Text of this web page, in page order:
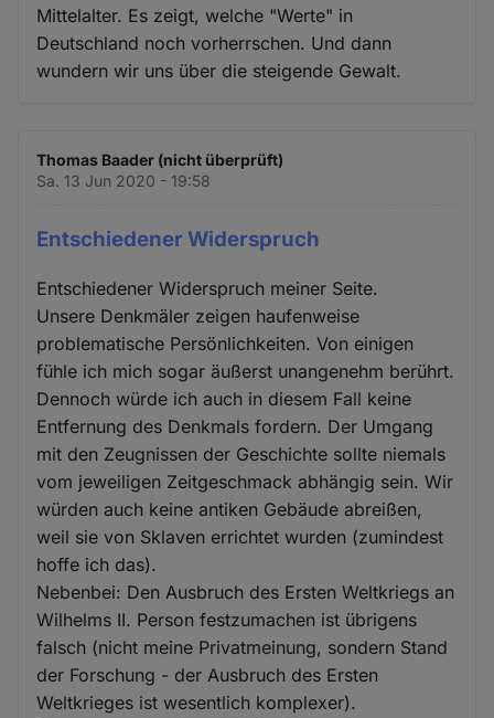
Mittelalter. Es zeigt, welche "Werte" in
Deutschland noch vorherrschen. Und dann
wundern wir uns über die steigende Gewalt.
Thomas Baader (nicht überprüft)
Sa. 13 Jun 2020 - 19:58
Entschiedener Widerspruch
Entschiedener Widerspruch meiner Seite.
Unsere Denkmäler zeigen haufenweise
problematische Persönlichkeiten. Von einigen
fühle ich mich sogar äußerst unangenehm berührt.
Dennoch würde ich auch in diesem Fall keine
Entfernung des Denkmals fordern. Der Umgang
mit den Zeugnissen der Geschichte sollte niemals
vom jeweiligen Zeitgeschmack abhängig sein. Wir
würden auch keine antiken Gebäude abreißen,
weil sie von Sklaven errichtet wurden (zumindest
hoffe ich das).
Nebenbei: Den Ausbruch des Ersten Weltkriegs an
Wilhelms II. Person festzumachen ist übrigens
falsch (nicht meine Privatmeinung, sondern Stand
der Forschung - der Ausbruch des Ersten
Weltkrieges ist wesentlich komplexer).